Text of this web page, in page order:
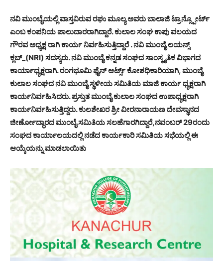
ನವಿ ಮುಂಬೈಯಲ್ಲಿ ವಾಸ್ತವಿರುವ ರಘು ಮೂಲ್ಯ ಅವರು ಬಾಲಾಜಿ ಟ್ರಾನ್ಸ್ಪೋರ್ಟ್
ಎಂಬ ಕಂಪನಿಯ ಪಾಲುದಾರರಾಗಿದ್ದಾರೆ. ಕುಲಾಲ ಸಂಘ ಕಾಪು ವಲಯದ
ಗೌರವ ಅಧ್ಯಕ್ಷ ರಾಗಿ ಕಾರ್ಯ ನಿರ್ವಹಿಸುತ್ತಿದ್ದಾರೆ . ನವಿ ಮುಂಬೈ ಲಯನ್ಸ್
ಕ್ಲಬ್_(NRI) ಸದಸ್ಯರು. ನವಿ ಮುಂಬೈ ಕನ್ನಡ ಸಂಘದ ಸಾಂಸ್ಕೃತಿಕ ವಿಭಾಗದ
ಕಾರ್ಯಾಧ್ಯಕ್ಷರಾಗಿ. ರಂಗಭೂಮಿ ಫೈನ್ ಆರ್ಟ್ಸ್ ಕೋಶಧಿಕಾರಿಯಾಗಿ, ಮುಂಬೈ
ಕುಲಾಲ ಸಂಘದ ನವಿ ಮುಂಬೈ ಸ್ಥಳೀಯ ಸಮಿತಿಯ ಮಾಜಿ ಕಾರ್ಯ ಧ್ಯಕ್ಷರಾಗಿ
ಕಾರ್ಯನಿರ್ವಹಿಸಿದರು. ಪ್ರಸ್ತುತ ಮುಂಬೈ ಕುಲಾಲ ಸಂಘದ ಉಪಾಧ್ಯಕ್ಷರಾಗಿ
ಕಾರ್ಯನಿರ್ವಹಿಸುತ್ತಿದ್ದರು. ಕುಲಶೇಖರ ಶ್ರೀ ವೀರನಾರಾಯಣ ದೇವಸ್ಥಾನದ
ಜೀರ್ಣೋದ್ಧಾರದ ಮುಂಬೈ ಸಮಿತಿಯ ಸಲಹೆಗಾರಗಿದ್ದಾರೆ,ನವಂಬರ್ 29ರಂದು
ಸಂಘದ ಕಾರ್ಯಾಲಯದಲ್ಲಿ ನಡೆದ ಕಾರ್ಯಕಾರಿ ಸಮಿತಿಯ ಸಭೆಯಲ್ಲಿ ಈ
ಆಯ್ಕೆಯನ್ನು ಮಾಡಲಾಯಿತು